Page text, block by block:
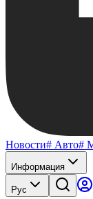
Новости# Авто#
Информация
Рус